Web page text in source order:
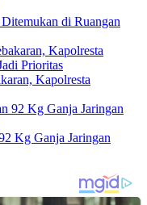
di Ruangan
Kapolresta
Kg Ganja Jaringan